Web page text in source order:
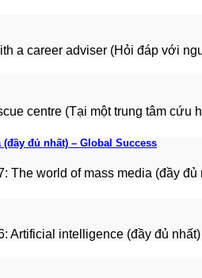
a career adviser (Hỏi đáp với
centre (Tại một trung tâm cứu
đủ nhất) – Global Success
The world of mass media (đầy đủ
Artificial intelligence (đầy đủ